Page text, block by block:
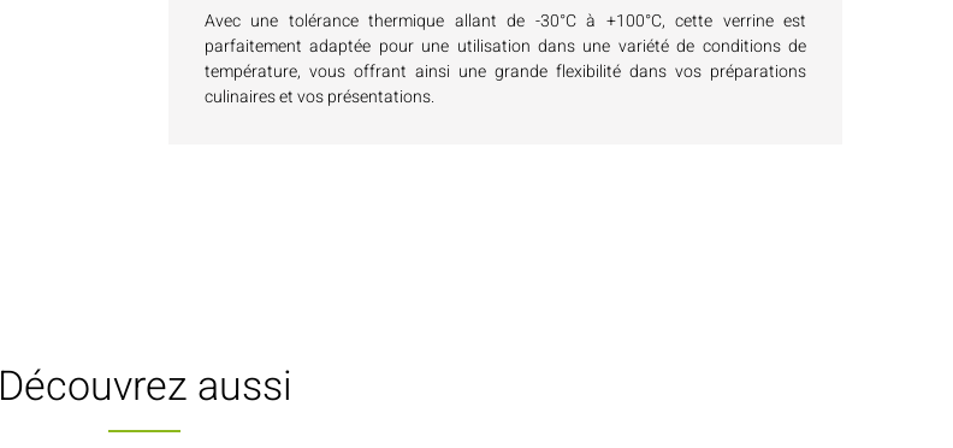
Avec une tolérance thermique allant de -30°C à +100°C, cette verrine est
parfaitement adaptée pour une utilisation dans une variété de conditions de
température, vous offrant ainsi une grande flexibilité dans vos préparations
culinaires et vos présentations.
Découvrez aussi